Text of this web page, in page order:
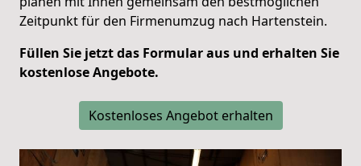
Zeitpunkt für den Firmenumzug nach Hartenstein.
Füllen Sie jetzt das Formular aus und erhalten Sie
kostenlose Angebote.
Kostenloses Angebot erhalten